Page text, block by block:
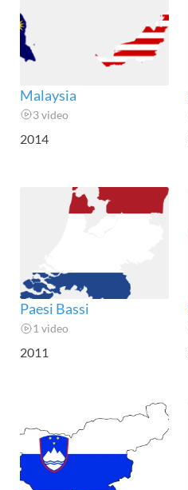
Malaysia
3 video
2014
Paesi Bassi
1 video
2011